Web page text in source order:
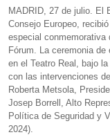
MADRID, 27 de julio. El
Consejo Europeo,
especial conmemorativa
Fórum. La ceremonia
en el Teatro Real, bajo
con las intervenciones
Roberta Metsola,
Josep Borrell, Alto
Política de Seguridad y
2024).